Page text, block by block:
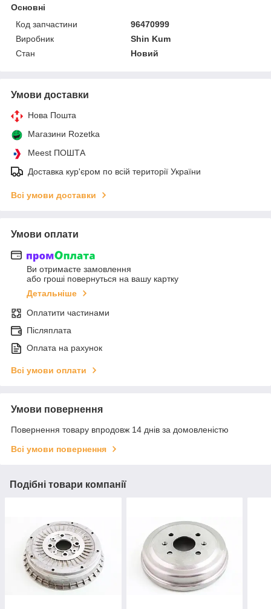
Основні
Код запчастини
96470999
Виробник
Shin Kum
Стан
Новий
Умови доставки
Нова Пошта
Магазини Rozetka
Meest ПОШТА
Доставка кур'єром по всій території України
Всі умови доставки
Умови оплати
Ви отримаєте замовлення
або гроші повернуться на вашу картку
Детальніше
Оплатити частинами
Післяплата
Оплата на рахунок
Всі умови оплати
Умови повернення
Повернення товару впродовж 14 днів за домовленістю
Всі умови повернення
Подібні товари компанії